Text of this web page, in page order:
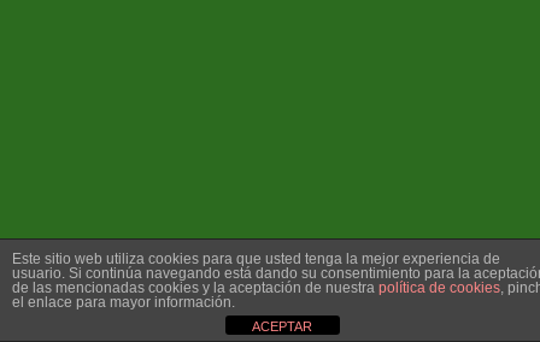
Este sitio web utiliza cookies para que usted tenga la mejor experiencia de
usuario. Si continúa navegando está dando su consentimiento para la
de las mencionadas cookies y la aceptación de nuestra política de cookies,
el enlace para mayor información.
ACEPTAR